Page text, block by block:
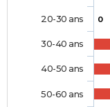
0
20-30 ans
30-40 ans
40-50 ans
50-60 ans